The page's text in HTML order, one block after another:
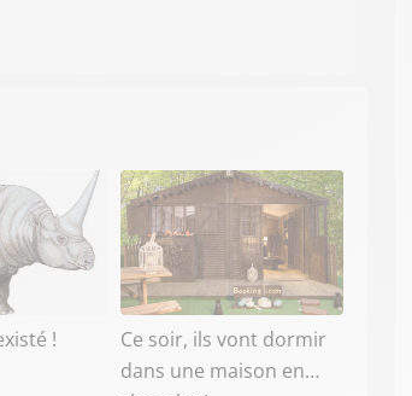
!
Ce soir, ils vont dormir
dans une maison en…